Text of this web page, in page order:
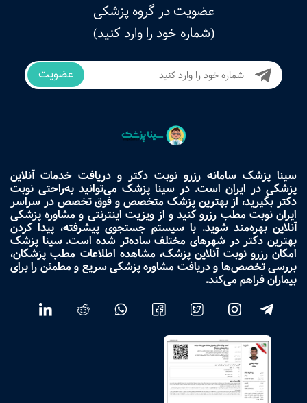
عضویت در گروه پزشکی
(شماره خود را وارد کنید)
عضویت
سینا پزشک سامانه رزرو نوبت دکتر و دریافت خدمات آنلاین
پزشکی در ایران است. در سینا پزشک می‌توانید به‌راحتی نوبت
دکتر بگیرید، از بهترین پزشک متخصص و فوق تخصص در سراسر
ایران نوبت مطب رزرو کنید و از ویزیت اینترنتی و مشاوره پزشکی
آنلاین بهره‌مند شوید. با سیستم جستجوی پیشرفته، پیدا کردن
بهترین دکتر در شهرهای مختلف ساده‌تر شده است. سینا پزشک
امکان رزرو نوبت آنلاین پزشک، مشاهده اطلاعات مطب پزشکان،
بررسی تخصص‌ها و دریافت مشاوره پزشکی سریع و مطمئن را برای
بیماران فراهم می‌کند.